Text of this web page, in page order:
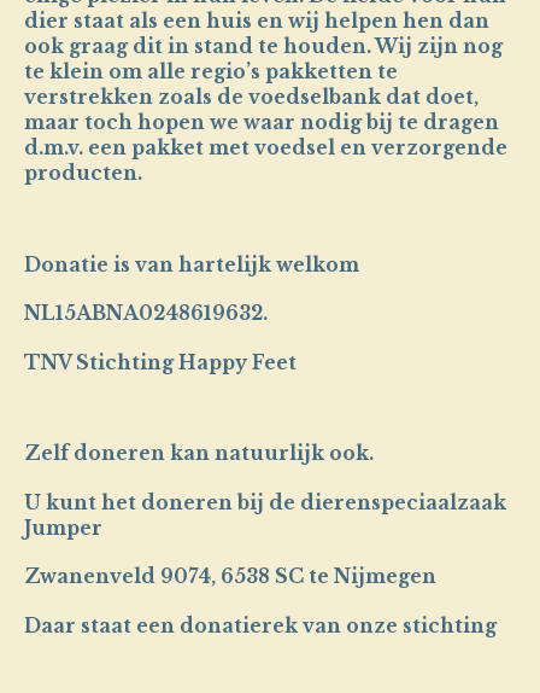
dier staat als een huis en wij helpen hen dan
ook graag dit in stand te houden. Wij zijn nog
te klein om alle regio’s pakketten te
verstrekken zoals de voedselbank dat doet,
maar toch hopen we waar nodig bij te dragen
d.m.v. een pakket met voedsel en verzorgende
producten.
Donatie is van hartelijk welkom
NL15ABNA0248619632.
TNV Stichting Happy Feet
Zelf doneren kan natuurlijk ook.
U kunt het doneren bij de dierenspeciaalzaak
Jumper
Zwanenveld 9074, 6538 SC te Nijmegen
Daar staat een donatierek van onze stichting